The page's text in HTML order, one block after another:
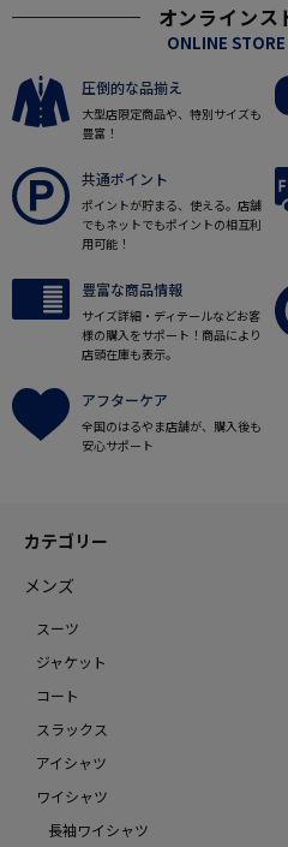
オンラインス
ONLINE
圧倒的な品揃え
大型店限定商品や、特別サイズも
豊富！
共通ポイント
ポイントが貯まる、使える。店舗
でもネットでもポイントの相互利
用可能！
豊富な商品情報
サイズ詳細・ディテールなどお客
様の購入をサポート！商品により
店頭在庫も表示。
アフターケア
全国のはるやま店舗が、購入後も
安心サポート
カテゴリー
メンズ
スーツ
ジャケット
コート
スラックス
アイシャツ
ワイシャツ
長袖ワイシャツ